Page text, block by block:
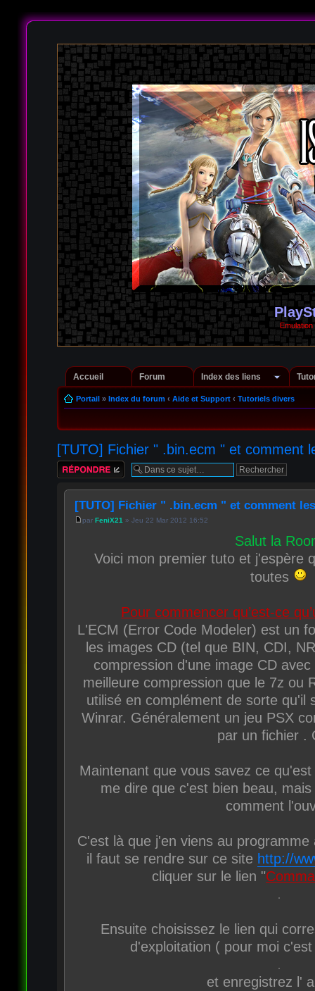
Accueil Forum Index des liens
Portail» Index du forum ‹ Aide et Support ‹ Tutoriels divers
[TUTO] Fichier " .bin.ecm " et comment
Répondre
[TUTO] Fichier " .bin.ecm " et comment
par FeniX21 » Jeu 22 Mar 2012 16:52
Salut la
Voici mon premier tuto et j'espère
toutes
Pour commencer qu’est-ce
L'ECM (Error Code Modeler) est un
les images CD (tel que BIN, CDI,
compression d'une image CD
meilleure compression que le 7z ou
utilisé en complément de sorte qu'il
Winrar. Généralement un jeu PSX
par un fichier .
Maintenant que vous savez ce
me dire que c'est bien beau,
comment
C'est là que j'en viens au
il faut se rendre sur ce site http://
cliquer sur le lien "
Ensuite choisissez le lien qui
d'exploitation ( pour moi
et enregistrez l'